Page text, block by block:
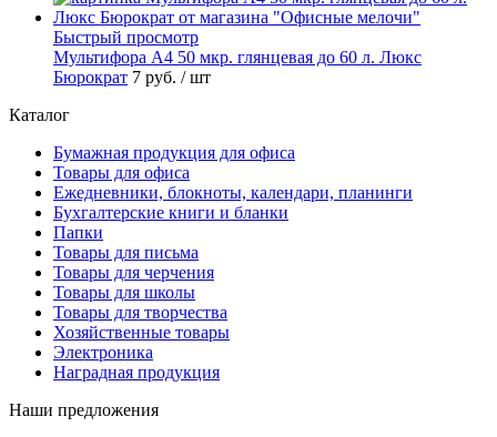
Быстрый просмотр
Мультифора А4 50 мкр. глянцевая до 60 л. Люкс
Бюрократ 7 руб. / шт
Каталог
Бумажная продукция для офиса
Товары для офиса
Ежедневники, блокноты, календари, планинги
Бухгалтерские книги и бланки
Папки
Товары для письма
Товары для черчения
Товары для школы
Товары для творчества
Хозяйственные товары
Электроника
Наградная продукция
Наши предложения